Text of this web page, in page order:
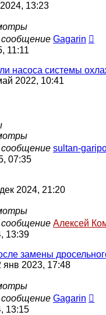
13:23
Gagarin
11:11
насоса системы
2022, 10:41
sultan-
07:35
2024, 21:20
Алексей
13:39
замены
янв 2023, 17:48
Gagarin
13:15